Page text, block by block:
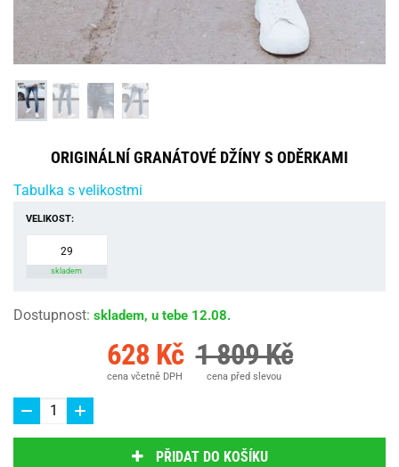
ORIGINÁLNÍ GRANÁTOVÉ DŽÍNY S ODĚRKAMI
Tabulka s velikostmi
VELIKOST:
29
skladem
Dostupnost: skladem, u tebe 12.08.
628 Kč
cena včetně DPH
1 809 Kč
cena před slevou
PŘIDAT DO KOŠÍKU